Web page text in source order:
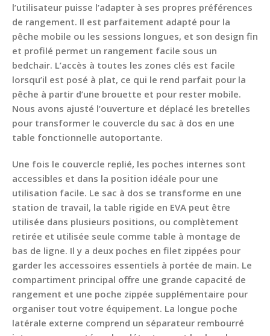
l’utilisateur puisse l’adapter à ses propres préférences
de rangement. Il est parfaitement adapté pour la
pêche mobile ou les sessions longues, et son design fin
et profilé permet un rangement facile sous un
bedchair. L’accès à toutes les zones clés est facile
lorsqu’il est posé à plat, ce qui le rend parfait pour la
pêche à partir d’une brouette et pour rester mobile.
Nous avons ajusté l’ouverture et déplacé les bretelles
pour transformer le couvercle du sac à dos en une
table fonctionnelle autoportante.
Une fois le couvercle replié, les poches internes sont
accessibles et dans la position idéale pour une
utilisation facile. Le sac à dos se transforme en une
station de travail, la table rigide en EVA peut être
utilisée dans plusieurs positions, ou complètement
retirée et utilisée seule comme table à montage de
bas de ligne. Il y a deux poches en filet zippées pour
garder les accessoires essentiels à portée de main. Le
compartiment principal offre une grande capacité de
rangement et une poche zippée supplémentaire pour
organiser tout votre équipement. La longue poche
latérale externe comprend un séparateur rembourré